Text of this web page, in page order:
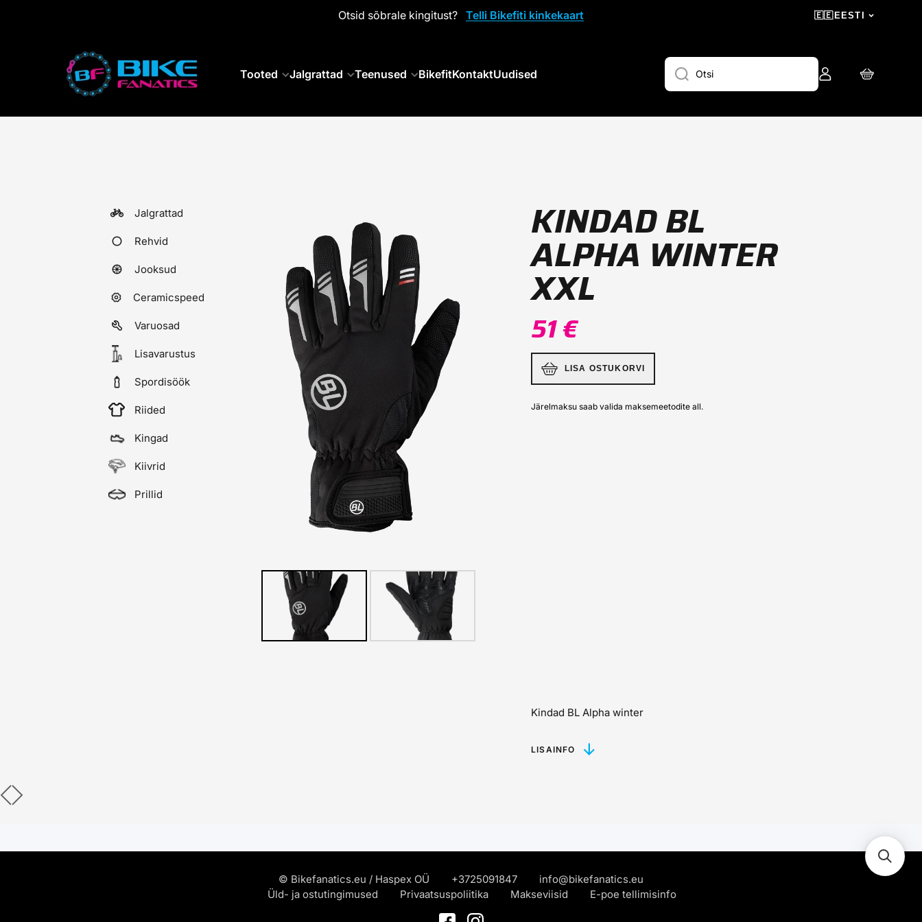
Otsid sõbrale kingitust? Telli Bikefiti kinkekaart 🇪🇪 EESTI
Tooted Jalgrattad Teenused BikefitKontaktUudised Otsi
Logi
sisse
Ostukorv
Jalgrattad
Rehvid
Jooksud
Ceramicspeed
Varuosad
Lisavarustus
Spordisöök
Riided
Kingad
Kiivrid
Prillid
KINDAD BL
ALPHA WINTER
XXL
51 €
LISA OSTUKORVI
Järelmaksu saab valida maksemeetodite all.
Kindad BL Alpha winter
LISAINFO
© Bikefanatics.eu / Haspex OÜ +3725091847
info@bikefanatics.eu
Üld- ja ostutingimused
Privaatsuspoliitika Makseviisid E-poe tellimisinfo